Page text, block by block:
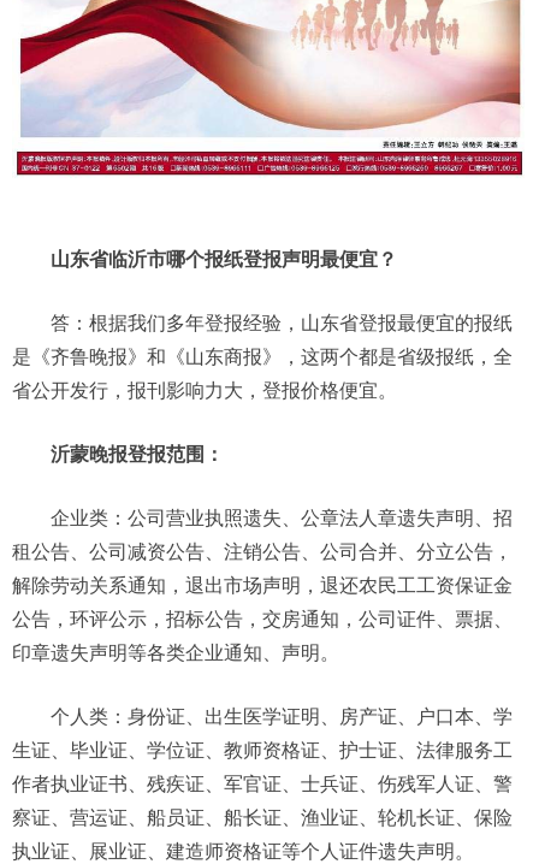
山东省临沂市哪个报纸登报声明最便宜？
答：根据我们多年登报经验，山东省登报最便宜的报纸
是《齐鲁晚报》和《山东商报》，这两个都是省级报纸，全
省公开发行，报刊影响力大，登报价格便宜。
沂蒙晚报登报范围：
企业类：公司营业执照遗失、公章法人章遗失声明、招
租公告、公司减资公告、注销公告、公司合并、分立公告，
解除劳动关系通知，退出市场声明，退还农民工工资保证金
公告，环评公示，招标公告，交房通知，公司证件、票据、
印章遗失声明等各类企业通知、声明。
个人类：身份证、出生医学证明、房产证、户口本、学
生证、毕业证、学位证、教师资格证、护士证、法律服务工
作者执业证书、残疾证、军官证、士兵证、伤残军人证、警
察证、营运证、船员证、船长证、渔业证、轮机长证、保险
执业证、展业证、建造师资格证等个人证件遗失声明。